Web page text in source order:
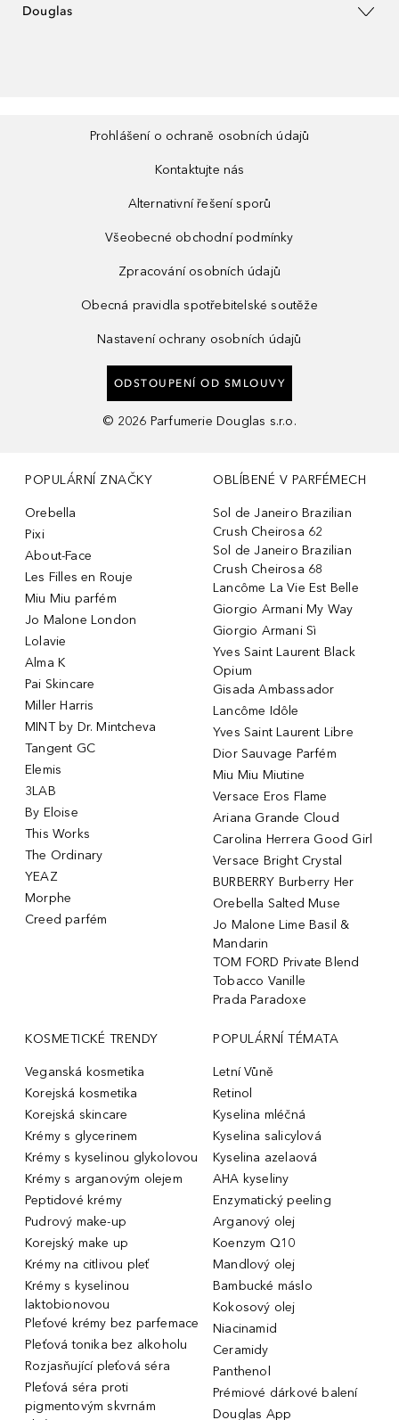
Douglas
Prohlášení o ochraně osobních údajů
Kontaktujte nás
Alternativní řešení sporů
Všeobecné obchodní podmínky
Zpracování osobních údajů
Obecná pravidla spotřebitelské soutěže
Nastavení ochrany osobních údajů
ODSTOUPENÍ OD SMLOUVY
© 2026 Parfumerie Douglas s.r.o.
POPULÁRNÍ ZNAČKY
Orebella
Pixi
About-Face
Les Filles en Rouje
Miu Miu parfém
Jo Malone London
Lolavie
Alma K
Pai Skincare
Miller Harris
MINT by Dr. Mintcheva
Tangent GC
Elemis
3LAB
By Eloise
This Works
The Ordinary
YEAZ
Morphe
Creed parfém
OBLÍBENÉ V PARFÉMECH
Sol de Janeiro Brazilian
Crush Cheirosa 62
Sol de Janeiro Brazilian
Crush Cheirosa 68
Lancôme La Vie Est Belle
Giorgio Armani My Way
Giorgio Armani Sì
Yves Saint Laurent Black
Opium
Gisada Ambassador
Lancôme Idôle
Yves Saint Laurent Libre
Dior Sauvage Parfém
Miu Miu Miutine
Versace Eros Flame
Ariana Grande Cloud
Carolina Herrera Good Girl
Versace Bright Crystal
BURBERRY Burberry Her
Orebella Salted Muse
Jo Malone Lime Basil &
Mandarin
TOM FORD Private Blend
Tobacco Vanille
Prada Paradoxe
KOSMETICKÉ TRENDY
Veganská kosmetika
Korejská kosmetika
Korejská skincare
Krémy s glycerinem
Krémy s kyselinou glykolovou
Krémy s arganovým olejem
Peptidové krémy
Pudrový make-up
Korejský make up
Krémy na citlivou pleť
Krémy s kyselinou
laktobionovou
Pleťové krémy bez parfemace
Pleťová tonika bez alkoholu
Rozjasňující pleťová séra
Pleťová séra proti
pigmentovým skvrnám
POPULÁRNÍ TÉMATA
Letní Vůně
Retinol
Kyselina mléčná
Kyselina salicylová
Kyselina azelaová
AHA kyseliny
Enzymatický peeling
Arganový olej
Koenzym Q10
Mandlový olej
Bambucké máslo
Kokosový olej
Niacinamid
Ceramidy
Panthenol
Prémiové dárkové balení
Douglas App